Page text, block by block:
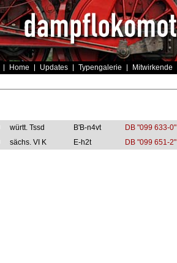
Home Updates Typengalerie Mitwirkende
württ. Tssd B'B-n4vt
DB "099 633-0"
sächs. VI K E-h2t DB "099 651-2"